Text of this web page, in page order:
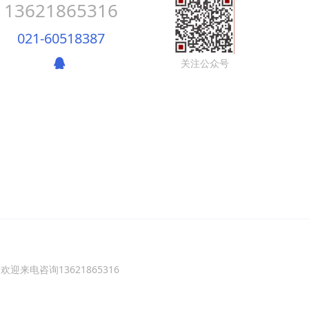
13621865316
021-60518387
关注公众号
迎来电咨询13621865316